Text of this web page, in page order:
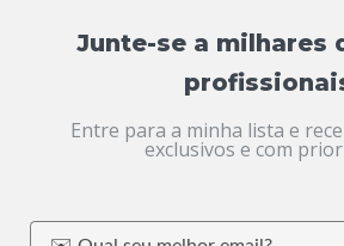
Junte-se a milhares
Entre para a minha lista e
exclusivos e com